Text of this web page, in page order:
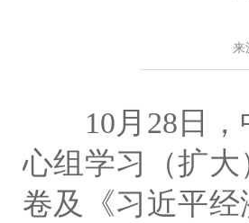
来
10月 28 日
心组学习（扩
卷及《习近平